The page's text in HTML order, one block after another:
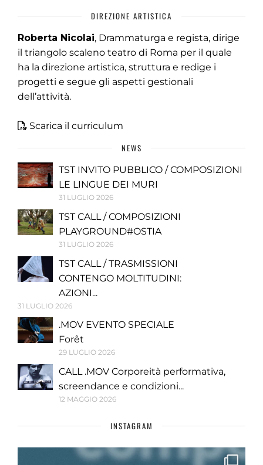
DIREZIONE ARTISTICA
Roberta Nicolai, Drammaturga e regista, dirige
il triangolo scaleno teatro di Roma per il quale
ha la direzione artistica, struttura e redige i
progetti e segue gli aspetti gestionali
dell’attività.
Scarica il curriculum
NEWS
TST INVITO PUBBLICO / COMPOSIZIONI
LE LINGUE DEI MURI
31 LUGLIO 2026
TST CALL / COMPOSIZIONI
PLAYGROUND#OSTIA
31 LUGLIO 2026
TST CALL / TRASMISSIONI
CONTENGO MOLTITUDINI:
AZIONI...
31 LUGLIO 2026
.MOV EVENTO SPECIALE
Forêt
29 LUGLIO 2026
CALL .MOV Corporeità performativa,
screendance e condizioni...
12 MAGGIO 2026
INSTAGRAM